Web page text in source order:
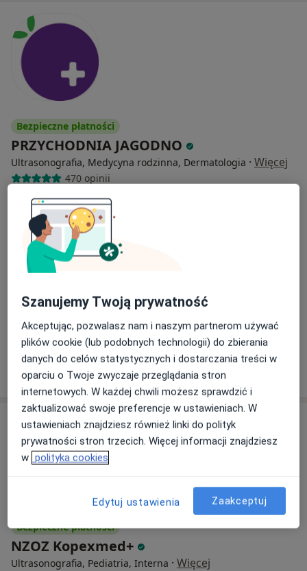
Bezpieczne płatności
PRZYCHODNIA JAGODNO
Ultrasonografia, Medycyna rodzinna, Dermatologia · Więcej
470 opinii
Brzozowa 2, Wrocław
USG bioderek niemowląt
Pokaż więcej usług
lek. Dorota Kunowska
ultrasonografista
Pokaż profil
Bezpieczne płatności
NZOZ Kopexmed+
Ultrasonografia, Pediatria, Interna · Więcej
Szanujemy Twoją prywatność
Akceptując, pozwalasz nam i naszym partnerom używać
plików cookie (lub podobnych technologii) do zbierania
danych do celów statystycznych i dostarczania treści w
oparciu o Twoje zwyczaje przeglądania stron
internetowych. W każdej chwili możesz sprawdzić i
zaktualizować swoje preferencje w ustawieniach. W
ustawieniach znajdziesz również linki do polityk
prywatności stron trzecich. Więcej informacji znajdziesz
w polityka cookies
Edytuj ustawienia Zaakceptuj